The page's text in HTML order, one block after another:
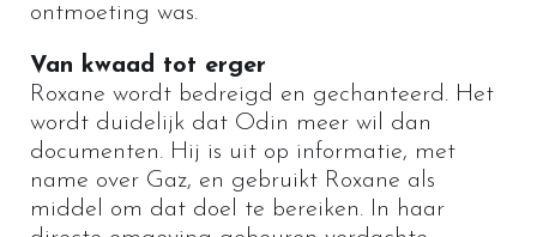
ontmoeting was.
Van kwaad tot erger
Roxane wordt bedreigd en gechanteerd. Het
wordt duidelijk dat Odin meer wil dan
documenten. Hij is uit op informatie, met
name over Gaz, en gebruikt Roxane als
middel om dat doel te bereiken. In haar